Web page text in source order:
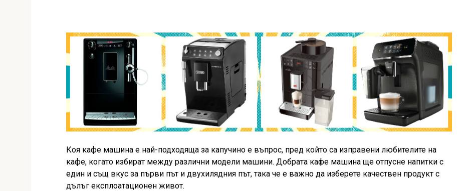
Коя кафе машина е най-подходяща за капучино е въпрос, пред който са изправени любителите на
кафе, когато избират между различни модели машини. Добрата кафе машина ще отпусне напитки с
един и същ вкус за първи път и двухилядния път, така че е важно да изберете качествен продукт с
дълъг експлоатационен живот.